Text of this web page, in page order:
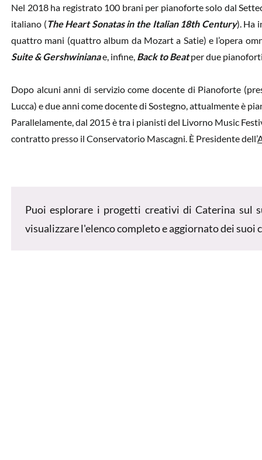
Nel 2018 ha registrato 100 brani per pianoforte solo dal
italiano (The Heart Sonatas in the Italian 18th Century). Ha
quattro mani (quattro album da Mozart a Satie) e l’opera
Suite & Gershwinianae, infine, Back to Beatper due
Dopo alcuni anni di servizio come docente di Pianoforte
Lucca) e due anni come docente di Sostegno, attualmente è
Parallelamente, dal 2015 è tra i pianisti del Livorno Music
contratto presso il Conservatorio Mascagni. È Presidente dell’
Puoi esplorare i progetti creativi di Caterina sul
visualizzare l'elenco completo e aggiornato dei suoi